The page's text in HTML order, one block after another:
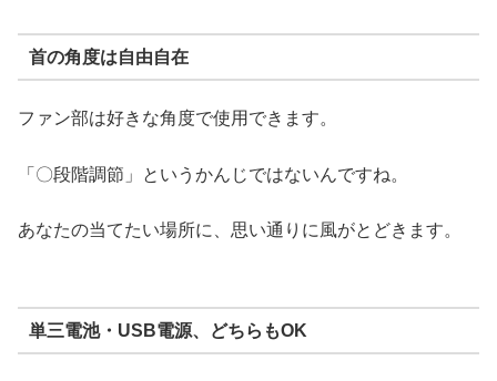
首の角度は自由自在
ファン部は好きな角度で使用できます。
「〇段階調節」というかんじではないんですね。
あなたの当てたい場所に、思い通りに風がとどきます。
単三電池・USB電源、どちらもOK